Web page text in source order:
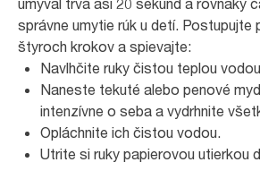
umýval trvá asi 20 sekúnd a rovnaký
správne umytie rúk u detí. Postupujte
štyroch krokov a spievajte:
Navlhčite ruky čistou teplou
Naneste tekuté alebo penové
intenzívne o seba a vydrhnite
Opláchnite ich čistou vodou.
Utrite si ruky papierovou utierkou